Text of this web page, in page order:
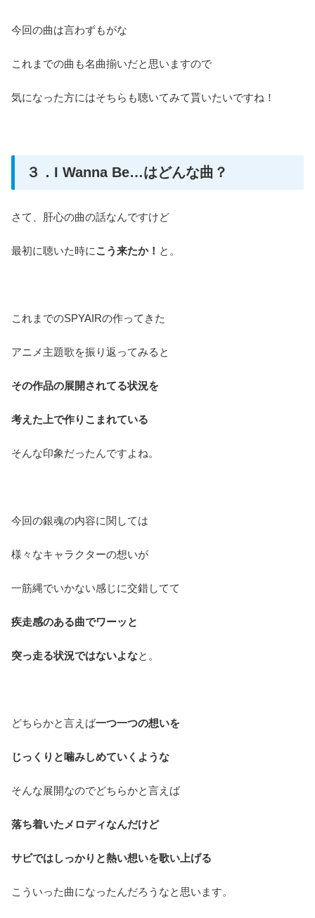
今回の曲は言わずもがな
これまでの曲も名曲揃いだと思いますので
気になった方にはそちらも聴いてみて貰いたいですね！
３．I Wanna Be…はどんな曲？
さて、肝心の曲の話なんですけど
最初に聴いた時にこう来たか！ と。
これまでのSPYAIRの作ってきた
アニメ主題歌を振り返ってみると
その作品の展開されてる状況を
考えた上で作りこまれている
そんな印象だったんですよね。
今回の銀魂の内容に関しては
様々なキャラクターの想いが
一筋縄でいかない感じに交錯してて
疾走感のある曲でワーッと
突っ走る状況ではないよなと。
どちらかと言えば一つ一つの想いを
じっくりと噛みしめていくような
そんな展開なのでどちらかと言えば
落ち着いたメロディなんだけど
サビではしっかりと熱い想いを歌い上げる
こういった曲になったんだろうなと思います。